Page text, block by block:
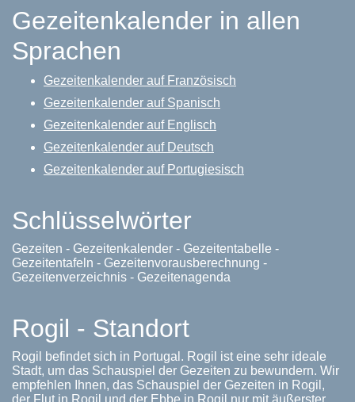
Gezeitenkalender in allen
Sprachen
Gezeitenkalender auf Französisch
Gezeitenkalender auf Spanisch
Gezeitenkalender auf Englisch
Gezeitenkalender auf Deutsch
Gezeitenkalender auf Portugiesisch
Schlüsselwörter
Gezeiten - Gezeitenkalender - Gezeitentabelle -
Gezeitentafeln - Gezeitenvorausberechnung -
Gezeitenverzeichnis - Gezeitenagenda
Rogil - Standort
Rogil befindet sich in Portugal. Rogil ist eine sehr ideale
Stadt, um das Schauspiel der Gezeiten zu bewundern. Wir
empfehlen Ihnen, das Schauspiel der Gezeiten in Rogil,
der Flut in Rogil und der Ebbe in Rogil nur mit äußerster